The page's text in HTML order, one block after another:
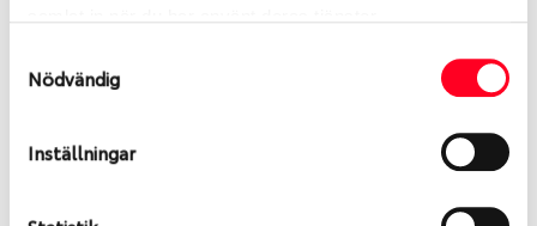
Nödvändig
Inställningar
årens lopp och inte vara samma dimension som
bilen hade ut från fabrik.